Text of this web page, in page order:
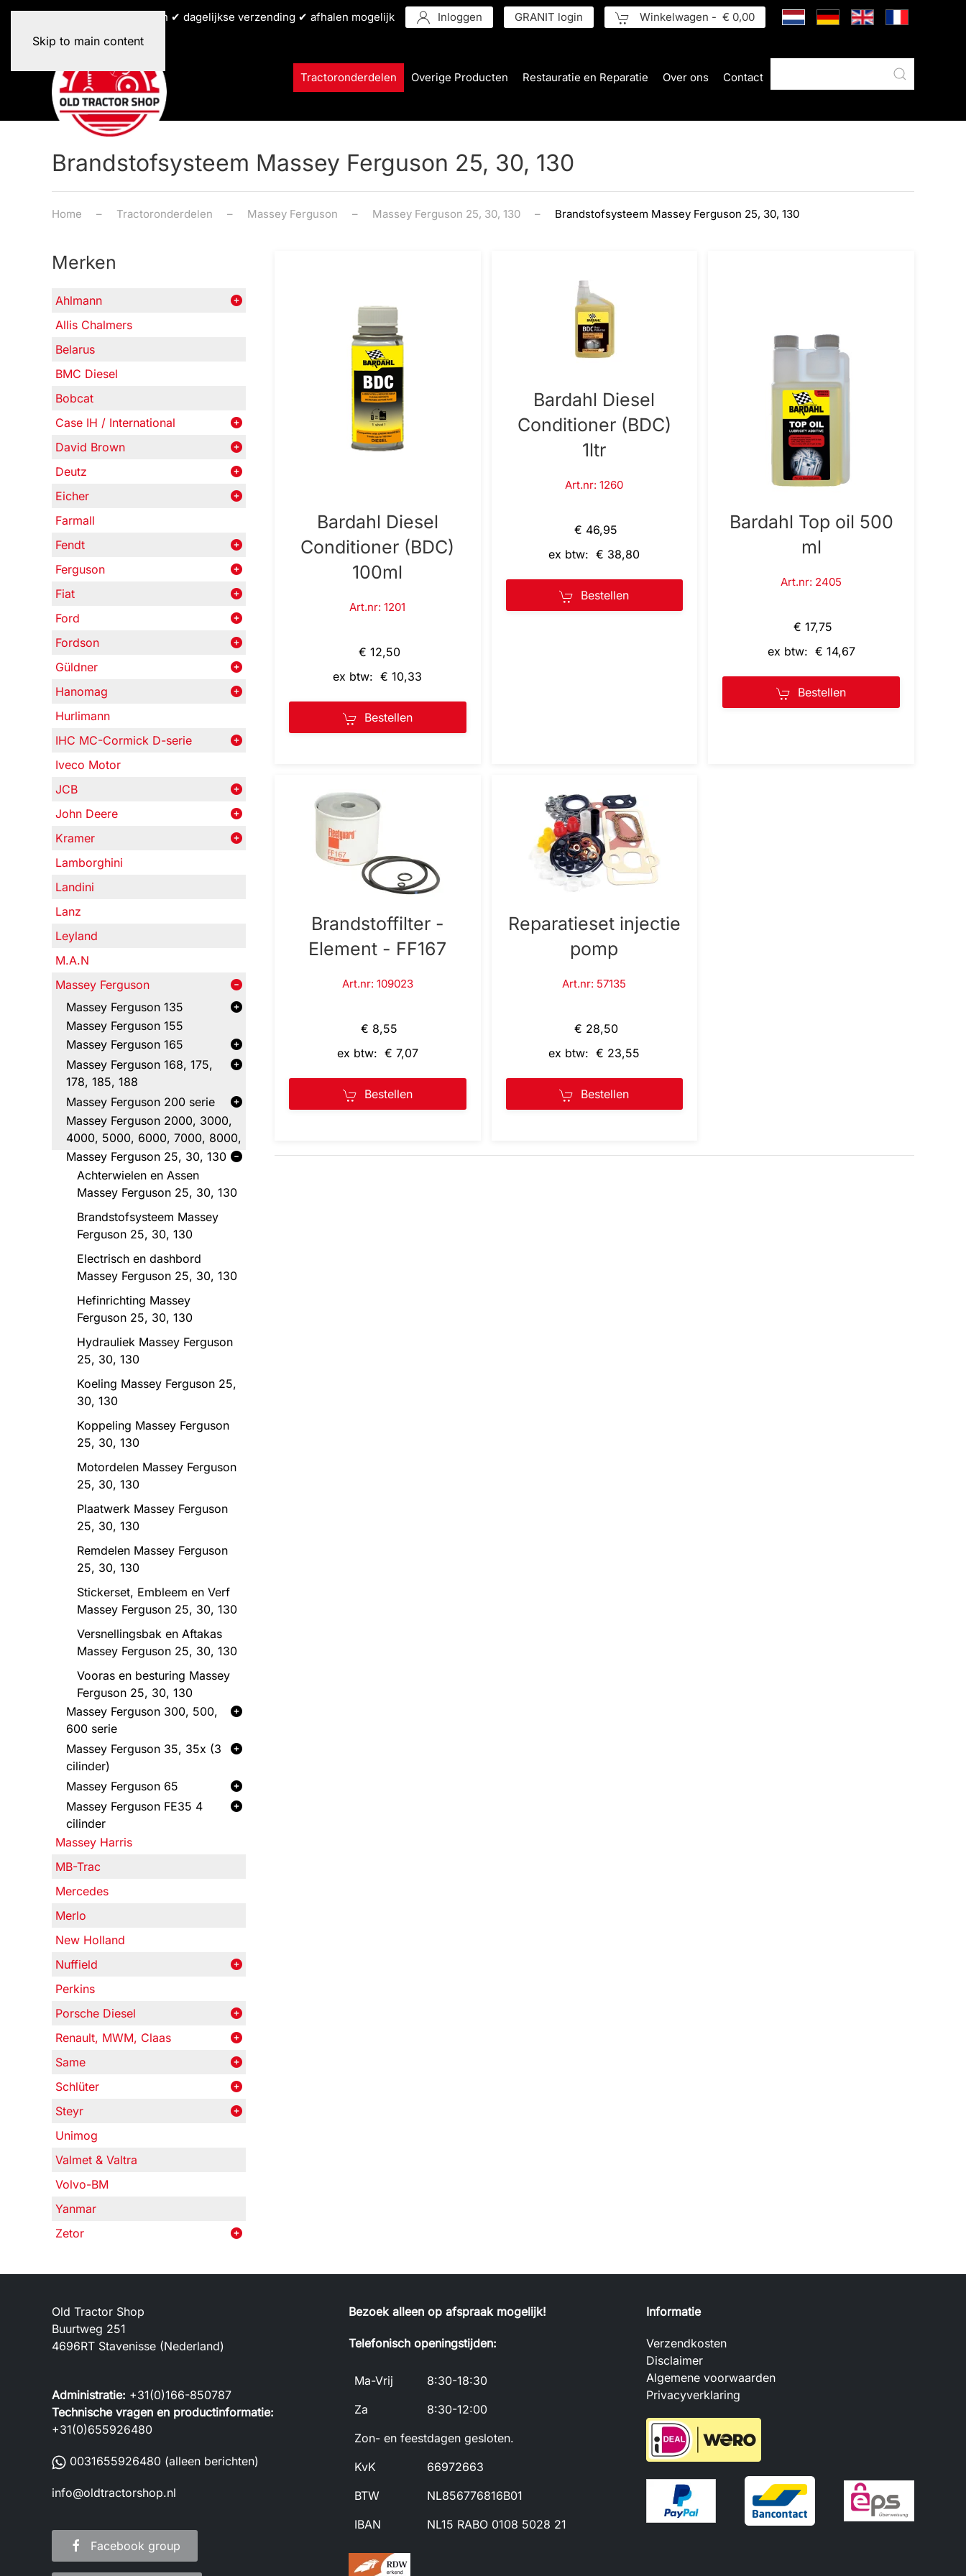
Skip to main content
✔ alle tractormerken ✔ dagelijkse verzending ✔ afhalen mogelijk Inloggen GRANIT login Winkelwagen - € 0,00
Tractoronderdelen Overige Producten Restauratie en Reparatie Over ons Contact
Brandstofsysteem Massey Ferguson 25, 30, 130
Home Tractoronderdelen Massey Ferguson Massey Ferguson 25, 30, 130 Brandstofsysteem Massey Ferguson 25, 30, 130
Merken
Ahlmann
Allis Chalmers
Belarus
BMC Diesel
Bobcat
Case IH / International
David Brown
Deutz
Eicher
Farmall
Fendt
Ferguson
Fiat
Ford
Fordson
Güldner
Hanomag
Hurlimann
IHC MC-Cormick D-serie
Iveco Motor
JCB
John Deere
Kramer
Lamborghini
Landini
Lanz
Leyland
M.A.N
Massey Ferguson
Massey Ferguson 135
Massey Ferguson 155
Massey Ferguson 165
Massey Ferguson 168, 175,
178, 185, 188
Massey Ferguson 200 serie
Massey Ferguson 2000, 3000,
4000, 5000, 6000, 7000, 8000,
Massey Ferguson 25, 30, 130
Achterwielen en Assen
Massey Ferguson 25, 30, 130
Brandstofsysteem Massey
Ferguson 25, 30, 130
Electrisch en dashbord
Massey Ferguson 25, 30, 130
Hefinrichting Massey
Ferguson 25, 30, 130
Hydrauliek Massey Ferguson
25, 30, 130
Koeling Massey Ferguson 25,
30, 130
Koppeling Massey Ferguson
25, 30, 130
Motordelen Massey Ferguson
25, 30, 130
Plaatwerk Massey Ferguson
25, 30, 130
Remdelen Massey Ferguson
25, 30, 130
Stickerset, Embleem en Verf
Massey Ferguson 25, 30, 130
Versnellingsbak en Aftakas
Massey Ferguson 25, 30, 130
Vooras en besturing Massey
Ferguson 25, 30, 130
Massey Ferguson 300, 500,
600 serie
Massey Ferguson 35, 35x (3
cilinder)
Massey Ferguson 65
Massey Ferguson FE35 4
cilinder
Massey Harris
MB-Trac
Mercedes
Merlo
New Holland
Nuffield
Perkins
Porsche Diesel
Renault, MWM, Claas
Same
Schlüter
Steyr
Unimog
Valmet & Valtra
Volvo-BM
Yanmar
Zetor
Bardahl Diesel
Conditioner (BDC)
100ml
Art.nr: 1201
€ 12,50
ex btw: € 10,33
Bestellen
Bardahl Diesel
Conditioner (BDC)
1ltr
Art.nr: 1260
€ 46,95
ex btw: € 38,80
Bestellen
Bardahl Top oil 500
ml
Art.nr: 2405
€ 17,75
ex btw: € 14,67
Bestellen
Brandstoffilter -
Element - FF167
Art.nr: 109023
€ 8,55
ex btw: € 7,07
Bestellen
Reparatieset injectie
pomp
Art.nr: 57135
€ 28,50
ex btw: € 23,55
Bestellen
Old Tractor Shop
Buurtweg 251
4696RT Stavenisse (Nederland)
Administratie: +31(0)166-850787
Technische vragen en productinformatie:
+31(0)655926480
0031655926480 (alleen berichten)
info@oldtractorshop.nl
Facebook group
Bezoek alleen op afspraak mogelijk!
Telefonisch openingstijden:
Ma-Vrij
8:30-18:30
Za
8:30-12:00
Zon- en feestdagen gesloten.
KvK
66972663
BTW
NL856776816B01
IBAN
NL15 RABO 0108 5028 21
Informatie
Verzendkosten
Disclaimer
Algemene voorwaarden
Privacyverklaring